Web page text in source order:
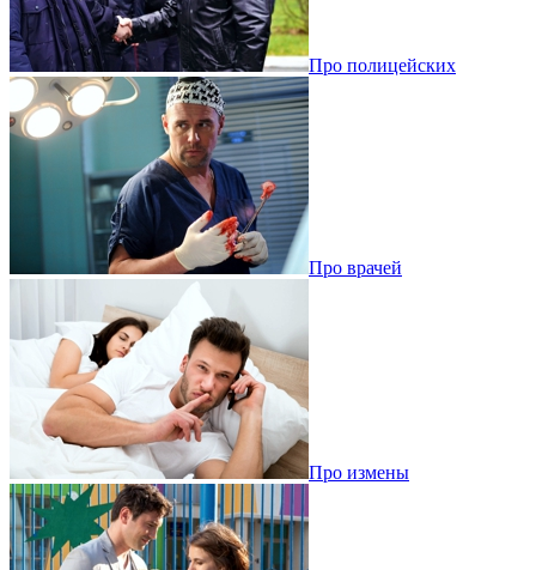
Про полицейских
Про врачей
Про измены